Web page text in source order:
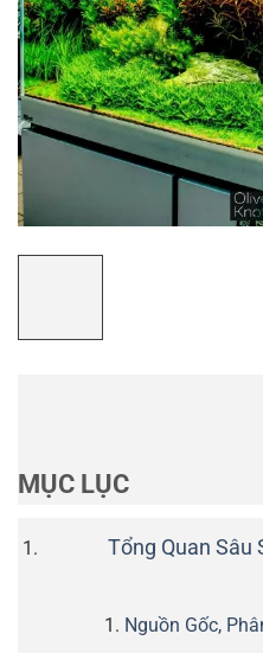
MỤC LỤC
Tổng Quan Sâu
Nguồn Gốc,